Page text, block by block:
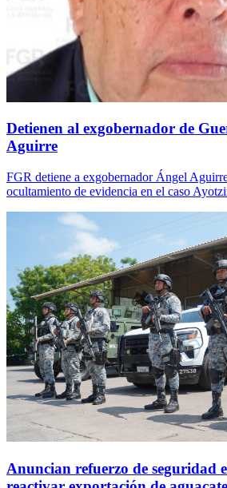
Detienen al exgobernador de
Aguirre
FGR detiene a exgobernador Ángel
ocultamiento de evidencia en el caso
Anuncian refuerzo de seguridad